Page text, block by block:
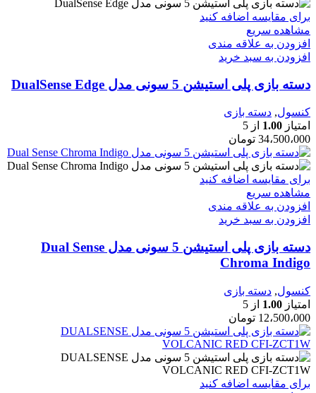
برای مقایسه اضافه کنید
مشاهده سریع
افزودن به علاقه مندی
افزودن به سبد خرید
دسته بازی پلی استیشن 5 سونی مدل DualSense Edge
کنسول, دسته بازی
امتیاز 1.00 از 5
34،500،000 تومان
برای مقایسه اضافه کنید
مشاهده سریع
افزودن به علاقه مندی
افزودن به سبد خرید
دسته بازی پلی استیشن 5 سونی مدل Dual Sense
Chroma Indigo
کنسول, دسته بازی
امتیاز 1.00 از 5
12،500،000 تومان
برای مقایسه اضافه کنید